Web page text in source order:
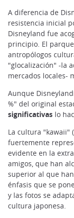
A diferencia de
resistencia inicial
Disneyland fue
principio. El
antropólogos
"glocalización" -la
mercados locales-
Aunque
%" del original
significativas lo
La cultura "kawaii"
fuertemente
evidente en la
amigos, que han
superior al que
énfasis que se
y las fotos se
cultura japonesa.